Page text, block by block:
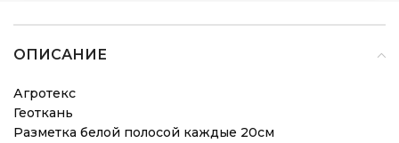
ОПИСАНИЕ
Агротекс
Геоткань
Разметка белой полосой каждые 20см